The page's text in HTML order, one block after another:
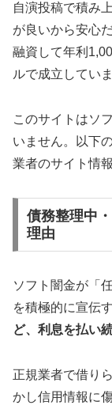
自演投稿で積み
が良いから安心
融資して年利
ルで成立していま
このサイトはソ
いません。以下
業者のサイト情
債務整理中
理由
ソフト闇金が「
を積極的に宣伝
ど、利息を払い
正規業者で借り
かし信用情報に